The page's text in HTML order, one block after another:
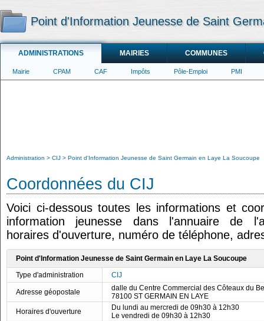
Point d'Information Jeunesse de Saint
ADMINISTRATIONS MAIRIES COMMUNES
Mairie CPAM CAF Impôts Pôle-Emploi PMI
Administration CIJ Point d'Information Jeunesse de Saint Germain en Laye La Soucoupe
Coordonnées du CIJ
Voici ci-dessous toutes les informations et
information jeunesse dans l'annuaire de
horaires d'ouverture, numéro de téléphone,
Point d'Information Jeunesse de Saint Germain en Laye La Soucoupe
Type d'administration
CIJ
Adresse géopostale
dalle du Centre Commercial des Côteaux du
78100 ST GERMAIN EN LAYE
Horaires d'ouverture
Du lundi au mercredi de 09h30 à 12h30
Le vendredi de 09h30 à 12h30